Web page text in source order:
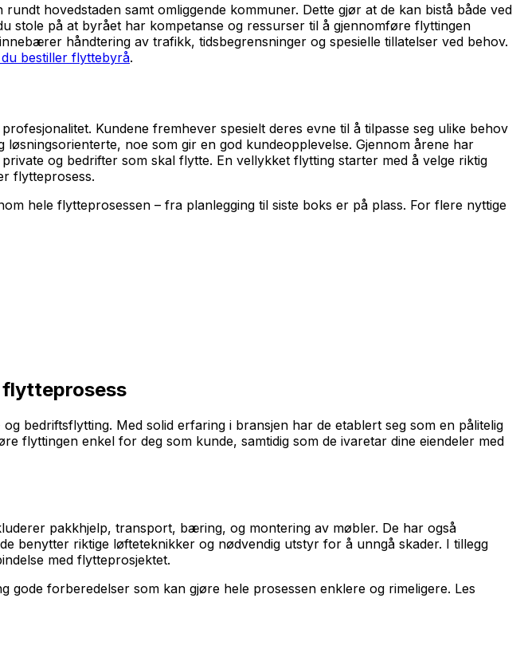
hovedstaden samt omliggende kommuner. Dette gjør at de kan bistå både ved
stole på at byrået har kompetanse og ressurser til å gjennomføre flyttingen
håndtering av trafikk, tidsbegrensninger og spesielle tillatelser ved behov.
bestiller flyttebyrå.
Kundene fremhever spesielt deres evne til å tilpasse seg ulike behov
noe som gir en god kundeopplevelse. Gjennom årene har
og bedrifter som skal flytte. En vellykket flytting starter med å velge riktig
flytteprosess.
hele flytteprosessen – fra planlegging til siste boks er på plass. For flere nyttige
bedriftsflytting. Med solid erfaring i bransjen har de etablert seg som en pålitelig
flyttingen enkel for deg som kunde, samtidig som de ivaretar dine eiendeler med
pakkhjelp, transport, bæring, og montering av møbler. De har også
benytter riktige løfteteknikker og nødvendig utstyr for å unngå skader. I tillegg
med flytteprosjektet.
forberedelser som kan gjøre hele prosessen enklere og rimeligere. Les